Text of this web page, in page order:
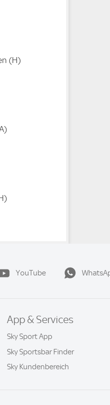
(H)
YouTube
App & Services
Sky Sport App
Sky Sportsbar Finder
Sky Kundenbereich